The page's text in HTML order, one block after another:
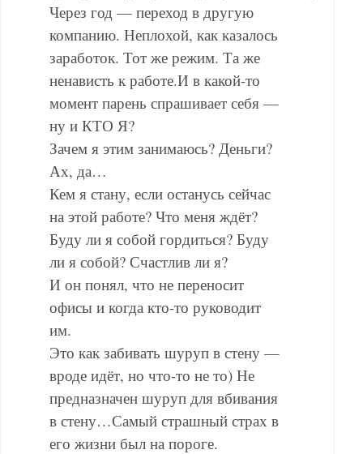
Через год — переход в другую
компанию. Неплохой, как казалось
заработок. Тот же режим. Та же
ненависть к работе.И в какой-то
момент парень спрашивает себя —
ну и КТО Я?
Зачем я этим занимаюсь? Деньги?
Ах, да…
Кем я стану, если останусь сейчас
на этой работе? Что меня ждёт?
Буду ли я собой гордиться? Буду
ли я собой? Счастлив ли я?
И он понял, что не переносит
офисы и когда кто-то руководит
им.
Это как забивать шуруп в стену —
вроде идёт, но что-то не то) Не
предназначен шуруп для вбивания
в стену…Самый страшный страх в
его жизни был на пороге.